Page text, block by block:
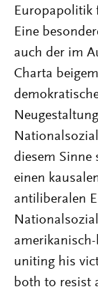
Europapolitik
Eine
auch der im
Charta
diesem Sinne
einen
antiliberalen
uniting his
both to resist